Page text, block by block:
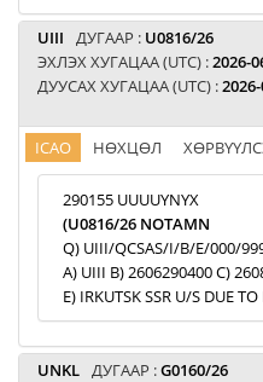
UIII ДУГААР : U0816/26
ЭХЛЭХ ХУГАЦАА (UTC) :2026-
ДУУСАХ ХУГАЦАА (UTC) :
ICAO НӨХЦӨЛ
290155 UUUUYNYX
(U0816/26 NOTAMN
Q) UIII/QCSAS/I/B/E/000/
A) UIII B) 2606290400 C)
E) IRKUTSK SSR U/S DUE TO
UNKL ДУГААР :G0160/26